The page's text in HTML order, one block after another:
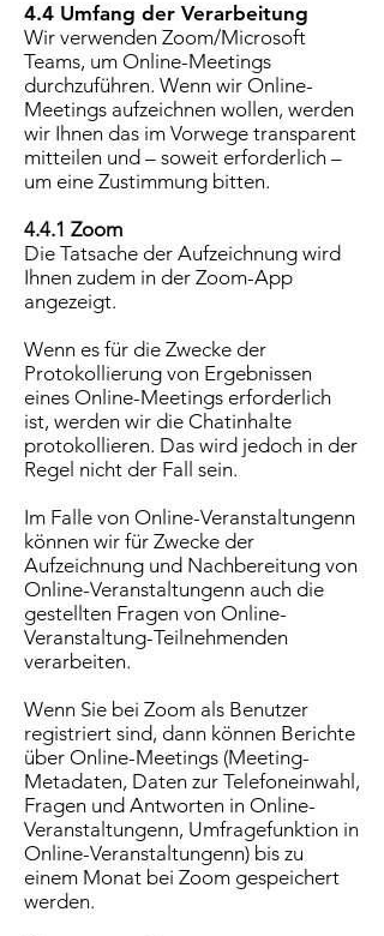
4.4 Umfang der Verarbeitung
Wir verwenden Zoom/Microsoft
Teams, um Online-Meetings
durchzuführen. Wenn wir Online-
Meetings aufzeichnen wollen, werden
wir Ihnen das im Vorwege transparent
mitteilen und – soweit erforderlich –
um eine Zustimmung bitten.
4.4.1 Zoom
Die Tatsache der Aufzeichnung wird
Ihnen zudem in der Zoom-App
angezeigt.
Wenn es für die Zwecke der
Protokollierung von Ergebnissen
eines Online-Meetings erforderlich
ist, werden wir die Chatinhalte
protokollieren. Das wird jedoch in der
Regel nicht der Fall sein.
Im Falle von Online-Veranstaltungenn
können wir für Zwecke der
Aufzeichnung und Nachbereitung von
Online-Veranstaltungenn auch die
gestellten Fragen von Online-
Veranstaltung-Teilnehmenden
verarbeiten.
Wenn Sie bei Zoom als Benutzer
registriert sind, dann können Berichte
über Online-Meetings (Meeting-
Metadaten, Daten zur Telefoneinwahl,
Fragen und Antworten in Online-
Veranstaltungenn, Umfragefunktion in
Online-Veranstaltungenn) bis zu
einem Monat bei Zoom gespeichert
werden.